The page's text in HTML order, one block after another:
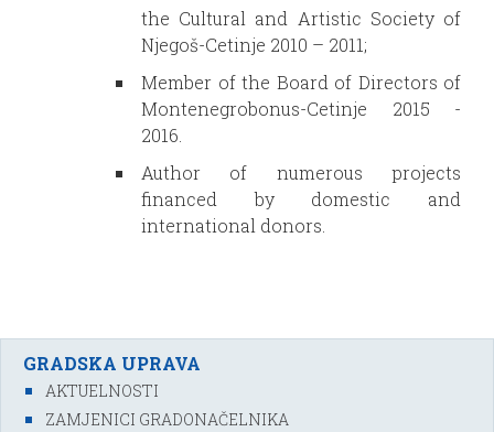
the Cultural and Artistic Society of
Njegoš-Cetinje 2010 – 2011;
Member of the Board of Directors of
Montenegrobonus-Cetinje 2015 -
2016.
Author of numerous projects
financed by domestic and
international donors.
GRADSKA UPRAVA
AKTUELNOSTI
ZAMJENICI GRADONAČELNIKA